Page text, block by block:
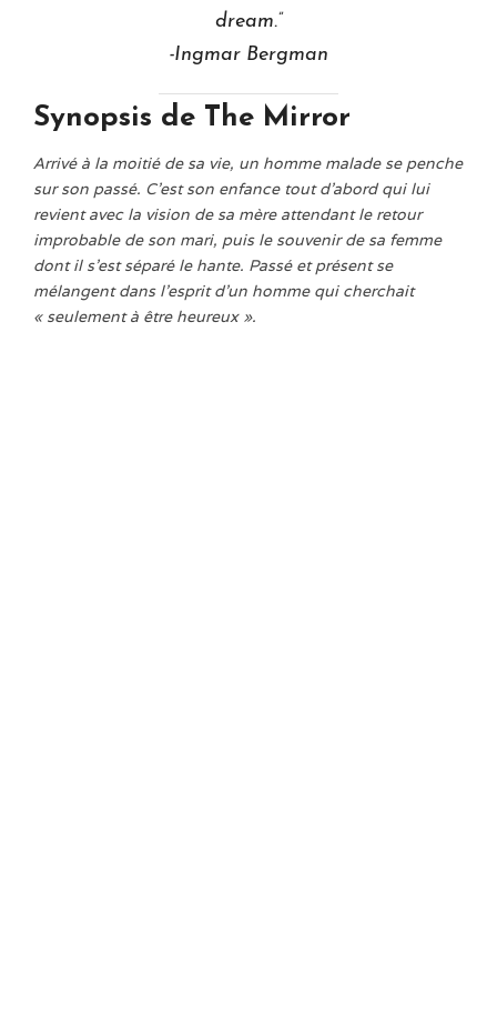
dream.”
-Ingmar Bergman
Synopsis de The Mirror
Arrivé à la moitié de sa vie, un homme malade se penche
sur son passé. C’est son enfance tout d’abord qui lui
revient avec la vision de sa mère attendant le retour
improbable de son mari, puis le souvenir de sa femme
dont il s’est séparé le hante. Passé et présent se
mélangent dans l’esprit d’un homme qui cherchait
« seulement à être heureux ».